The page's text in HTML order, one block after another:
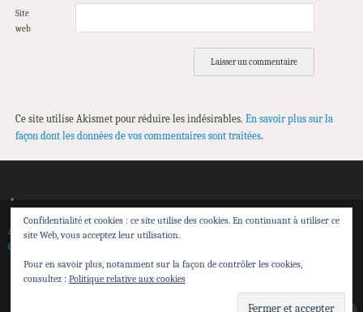
Site
web
Ce site utilise Akismet pour réduire les indésirables. En savoir plus sur la
façon dont les données de vos commentaires sont traitées.
Accueil Spectacles Théâtre de Sensibilisation
Calendrier
Cie Attrape Sourire
&
Confidentialité et cookies : ce site utilise des cookies. En continuant à utiliser ce
site Web, vous acceptez leur utilisation.
Pour en savoir plus, notamment sur la façon de contrôler les cookies,
consultez : Politique relative aux cookies